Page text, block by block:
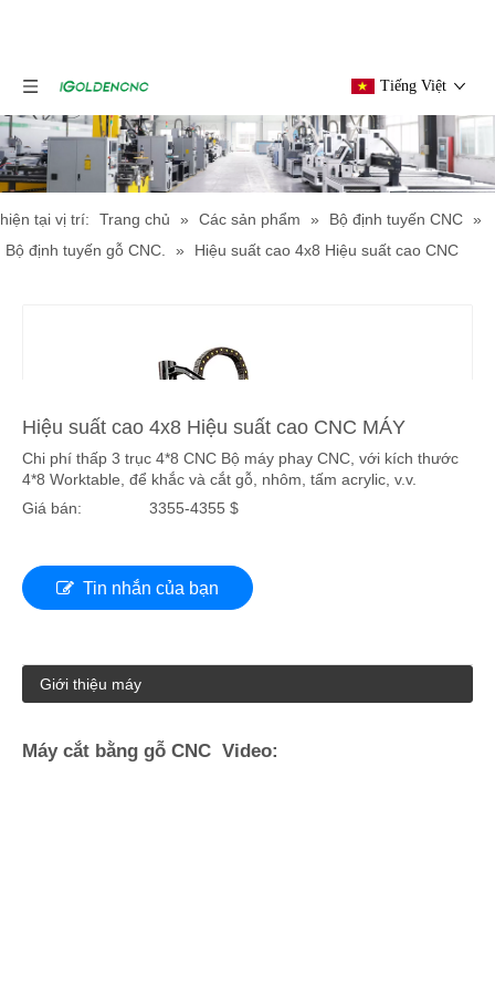
Tiếng Việt
hiện tại vị trí: Trang chủ » Các sản phẩm » Bộ định tuyến CNC »
Bộ định tuyến gỗ CNC.
»
Hiệu suất cao 4x8 Hiệu suất cao CNC
Hiệu suất cao 4x8 Hiệu suất cao CNC MÁY
Chi phí thấp 3 trục 4*8 CNC Bộ máy phay CNC, với kích thước
4*8 Worktable, để khắc và cắt gỗ, nhôm, tấm acrylic, v.v.
Giá bán:
3355-4355 $
Tin nhắn của bạn
Giới thiệu máy
Máy cắt bằng gỗ CNC Video: